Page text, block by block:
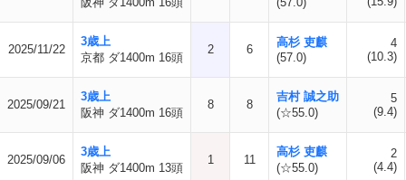
2025/11/22
3歳上
京都 ダ1400m 16頭
2 6
高杉 吏麒
(57.0)
4
(10.3)
2025/09/21
3歳上
阪神 ダ1400m 16頭
8 8
吉村 誠之助
(☆55.0)
5
(9.4)
2025/09/06
3歳上
阪神 ダ1400m 13頭
1 11
高杉 吏麒
(☆55.0)
2
(4.4)